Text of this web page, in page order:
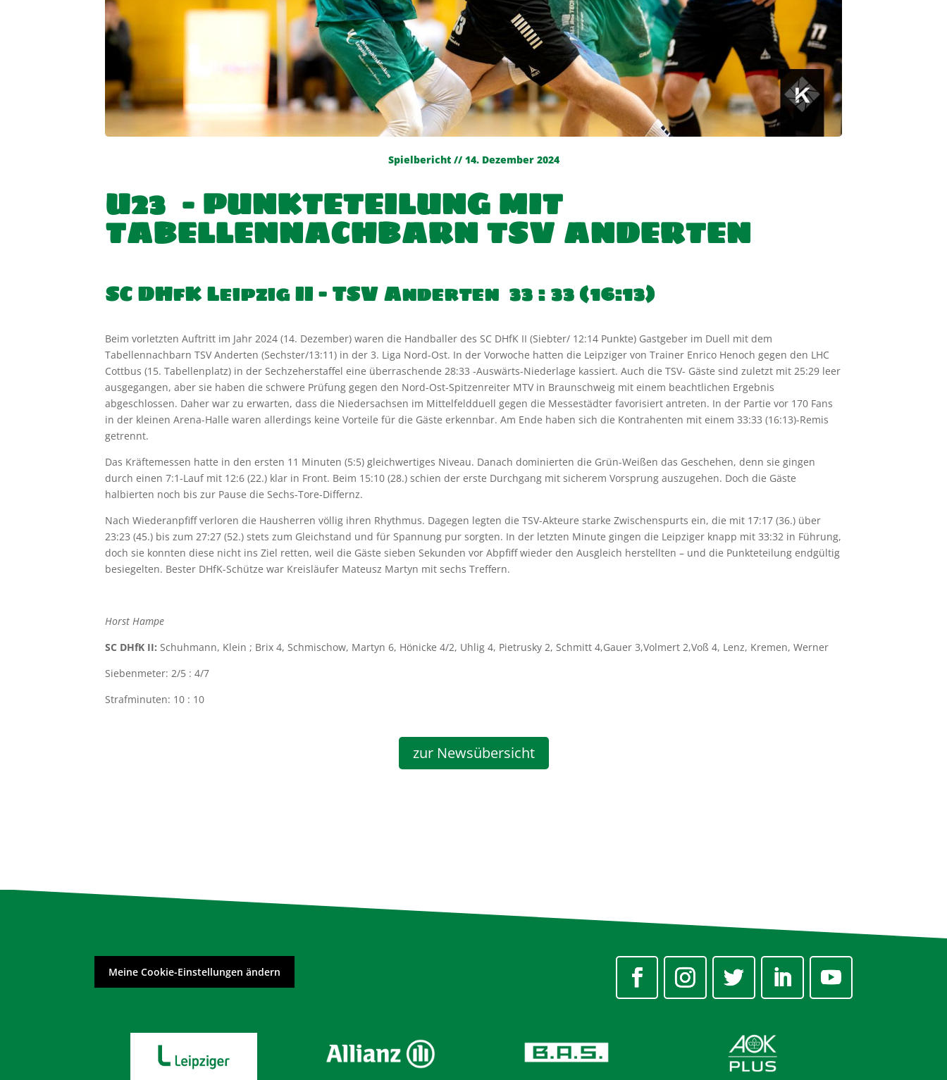
Spielbericht // 14. Dezember 2024
U23 – PUNKTETEILUNG MIT
TABELLENNACHBARN TSV ANDERTEN
SC DHfK Leipzig II – TSV Anderten 33 : 33(16:13)
Beim vorletzten Auftritt im Jahr 2024 (14. Dezember) waren die Handballer des SC DHfK II (Siebter/ 12:14 Punkte) Gastgeber im Duell mit dem
Tabellennachbarn TSV Anderten (Sechster/13:11) in der 3. Liga Nord-Ost. In der Vorwoche hatten die Leipziger von Trainer Enrico Henoch gegen den LHC
Cottbus (15. Tabellenplatz) in der Sechzeherstaffel eine überraschende 28:33 -Auswärts-Niederlage kassiert. Auch die TSV- Gäste sind zuletzt mit 25:29 leer
ausgegangen, aber sie haben die schwere Prüfung gegen den Nord-Ost-Spitzenreiter MTV in Braunschweig mit einem beachtlichen Ergebnis
abgeschlossen. Daher war zu erwarten, dass die Niedersachsen im Mittelfeldduell gegen die Messestädter favorisiert antreten. In der Partie vor 170 Fans
in der kleinen Arena-Halle waren allerdings keine Vorteile für die Gäste erkennbar. Am Ende haben sich die Kontrahenten mit einem 33:33 (16:13)-Remis
getrennt.
Das Kräftemessen hatte in den ersten 11 Minuten (5:5) gleichwertiges Niveau. Danach dominierten die Grün-Weißen das Geschehen, denn sie gingen
durch einen 7:1-Lauf mit 12:6 (22.) klar in Front. Beim 15:10 (28.) schien der erste Durchgang mit sicherem Vorsprung auszugehen. Doch die Gäste
halbierten noch bis zur Pause die Sechs-Tore-Differnz.
Nach Wiederanpfiff verloren die Hausherren völlig ihren Rhythmus. Dagegen legten die TSV-Akteure starke Zwischenspurts ein, die mit 17:17 (36.) über
23:23 (45.) bis zum 27:27 (52.) stets zum Gleichstand und für Spannung pur sorgten. In der letzten Minute gingen die Leipziger knapp mit 33:32 in Führung,
doch sie konnten diese nicht ins Ziel retten, weil die Gäste sieben Sekunden vor Abpfiff wieder den Ausgleich herstellten – und die Punkteteilung endgültig
besiegelten. Bester DHfK-Schütze war Kreisläufer Mateusz Martyn mit sechs Treffern.
Horst Hampe
SC DHfK II: Schuhmann, Klein ; Brix 4, Schmischow, Martyn 6, Hönicke 4/2, Uhlig 4, Pietrusky 2, Schmitt 4,Gauer 3,Volmert 2,Voß 4, Lenz, Kremen, Werner
Siebenmeter: 2/5 : 4/7
Strafminuten: 10 : 10
zur Newsübersicht
Meine Cookie-Einstellungen ändern